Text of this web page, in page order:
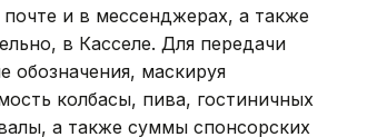
и в мессенджерах, а также
в Касселе. Для передачи
обозначения, маскируя
колбасы, пива, гостиничных
а также суммы спонсорских